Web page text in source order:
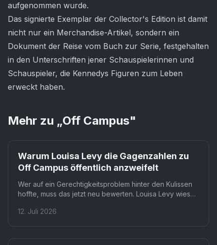
aufgenommen wurde.
Das signierte Exemplar der Collector's Edition ist damit
nicht nur ein Merchandise-Artikel, sondern ein
Dokument der Reise vom Buch zur Serie, festgehalten
in den Unterschriften jener Schauspielerinnen und
Schauspieler, die Kennedys Figuren zum Leben
erweckt haben.
Mehr zu „Off Campus"
Prime
Warum Louisa Levy die Gagenzahlen zu
Off Campus öffentlich anzweifelt
Wer auf ein Gerechtigkeitsproblem hinter den Kulissen
hoffte, muss das jetzt neu bewerten. Louisa Levy wies
Belmont Cameli in Off Campus klar zurück. Fans dürfen
12. Juli 2026